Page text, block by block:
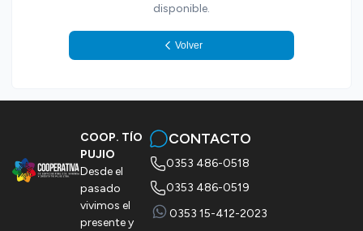
disponible.
Volver
COOP. TÍO
PUJIO
Desde el
pasado
vivimos el
presente y
CONTACTO
0353 486-0518
0353 486-0519
0353 15-412-2023